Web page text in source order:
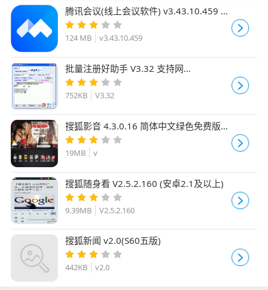
腾讯会议(线上会议软件) v3.43.10.459 安
卓版
124 MB v3.43.10.459
批量注册好助手 V3.32 支持网
易/126/TOM/迅雷/搜狐邮箱账号 中文绿
色免费版
752KB V3.32
搜狐影音 4.3.0.16 简体中文绿色免费版
全新加速模式实现本地播放和在线点播
19MB v
搜狐随身看 V2.5.2.160 (安卓2.1及以上)
9.39MB V2.5.2.160
搜狐新闻 v2.0(S60五版)
442KB v2.0